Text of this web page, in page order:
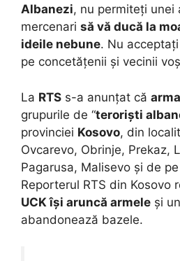
Albanezi, nu permiteți unei
mercenari să vă ducă la
ideile nebune. Nu
pe concetățenii și vecinii
La RTS s-a anunțat că
grupurile de “teroriști
provinciei Kosovo, din
Ovcarevo, Obrinje, Prekaz,
Pagarusa, Malisevo și de pe
Reporterul RTS din Kosovo
UCK își aruncă armele și
abandonează bazele.